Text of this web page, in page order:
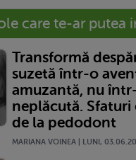
care te-ar putea
Transformă
suzetă într-o
amuzantă, nu
neplăcută. Sfaturi
de la pedodont
MARIANA VOINEA | LUNI,